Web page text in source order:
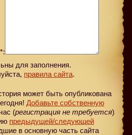
для заполнения.
правила сайта.
может быть опубликована
Добавьте собственную
(регистрация не требуется)
предыдущей/следующей
в основную часть сайта